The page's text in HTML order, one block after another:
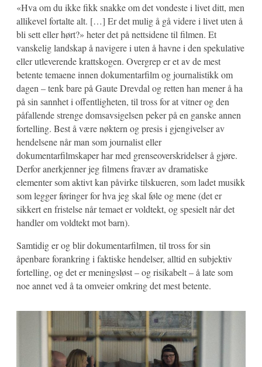
«Hva om du ikke fikk snakke om det vondeste i livet ditt, men
allikevel fortalte alt. […] Er det mulig å gå videre i livet uten å
bli sett eller hørt?» heter det på nettsidene til filmen. Et
vanskelig landskap å navigere i uten å havne i den spekulative
eller utleverende krattskogen. Overgrep er et av de mest
betente temaene innen dokumentarfilm og journalistikk om
dagen – tenk bare på Gaute Drevdal og retten han mener å ha
på sin sannhet i offentligheten, til tross for at vitner og den
påfallende strenge domsavsigelsen peker på en ganske annen
fortelling. Best å være nøktern og presis i gjengivelser av
hendelsene når man som journalist eller
dokumentarfilmskaper har med grenseoverskridelser å gjøre.
Derfor anerkjenner jeg filmens fravær av dramatiske
elementer som aktivt kan påvirke tilskueren, som ladet musikk
som legger føringer for hva jeg skal føle og mene (det er
sikkert en fristelse når temaet er voldtekt, og spesielt når det
handler om voldtekt mot barn).
Samtidig er og blir dokumentarfilmen, til tross for sin
åpenbare forankring i faktiske hendelser, alltid en subjektiv
fortelling, og det er meningsløst – og risikabelt – å late som
noe annet ved å ta omveier omkring det mest betente.